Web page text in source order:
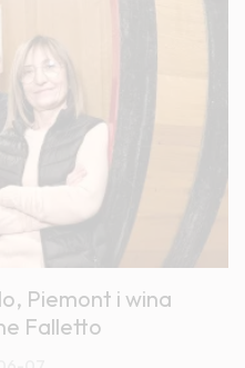
Piemont i wina
Falletto